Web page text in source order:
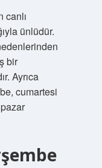
canlı
ünlüdür.
bir
Ayrıca
cumartesi